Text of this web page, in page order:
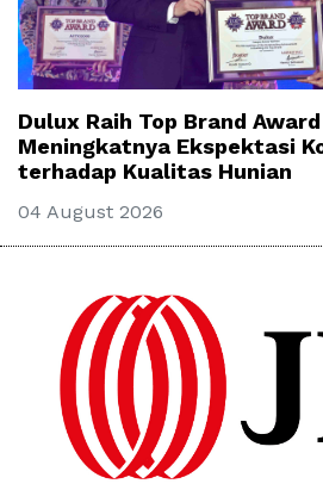
Dulux Raih Top Brand
Meningkatnya Ekspektasi
terhadap Kualitas Hunian
04 August 2026